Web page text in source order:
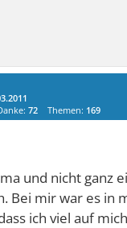
72 Themen: 169
und nicht ganz
Bei mir war es in
ich viel auf